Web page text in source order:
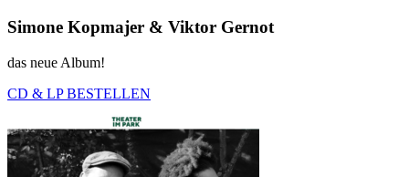
Simone Kopmajer & Viktor Gernot
das neue Album!
CD & LP BESTELLEN